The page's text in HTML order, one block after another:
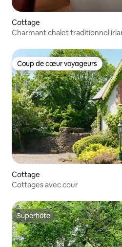
Cottage
Charmant chalet traditionnel
Coup de cœur voyageurs
Coup de cœur voyageurs
Cottage
Cottages avec cour
Superhôte
Superhôte